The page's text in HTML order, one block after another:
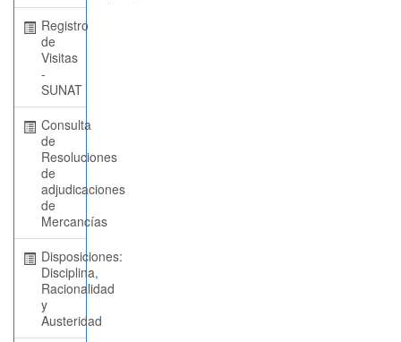
Registro
de
Visitas
-
SUNAT
Consulta
de
Resoluciones
de
adjudicaciones
de
Mercancías
Disposiciones:
Disciplina,
Racionalidad
y
Austeridad